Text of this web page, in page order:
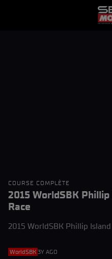
COURSE COMPLÈTE
2015 WorldSBK Phillip
Race
2015 WorldSBK Phillip Island
WorldSBK 3Y AGO